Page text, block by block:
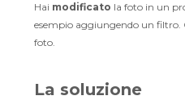
Hai modificato la foto in un
esempio aggiungendo un filtro.
foto.
La soluzione